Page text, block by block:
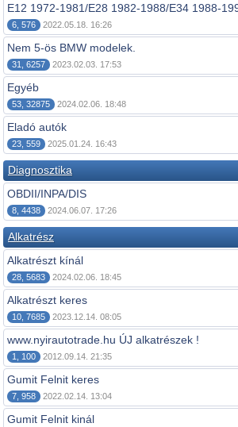
E12 1972-1981/E28 1982-1988/E34 1988-
6, 576 2022.05.18. 16:26
Nem 5-ös BMW modelek.
31, 6257 2023.02.03. 17:53
Egyéb
53, 32875 2024.02.06. 18:48
Eladó autók
23, 559 2025.01.24. 16:43
Diagnosztika
OBDII/INPA/DIS
8, 4438 2024.06.07. 17:26
Alkatrész
Alkatrészt kínál
28, 5683 2024.02.06. 18:45
Alkatrészt keres
10, 7685 2023.12.14. 08:05
www.nyirautotrade.hu ÚJ alkatrészek !
1, 100 2012.09.14. 21:35
Gumit Felnit keres
7, 958 2022.02.14. 13:04
Gumit Felnit kinál